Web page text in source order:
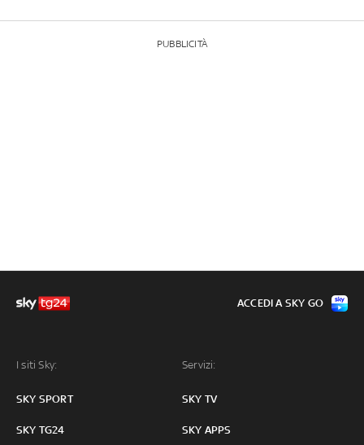
PUBBLICITÀ
I siti Sky:
SKY SPORT
SKY TG24
Servizi:
SKY TV
SKY APPS
ACCEDI A SKY GO